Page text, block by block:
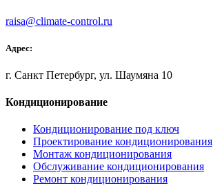
raisa@climate-control.ru
Адрес:
г. Санкт Петербург, ул. Шаумяна 10
Кондиционирование
Кондиционирование под ключ
Проектирование кондиционирования
Монтаж кондиционирования
Обслуживание кондиционирования
Ремонт кондиционирования